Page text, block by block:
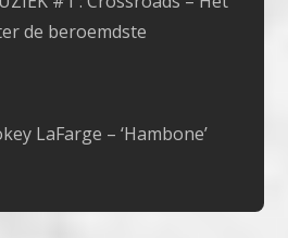
de beroemdste
LaFarge – ‘Hambone’